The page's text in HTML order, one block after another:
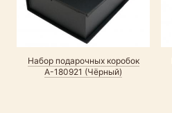
Набор подарочных коробок
А-180921 (Чёрный)